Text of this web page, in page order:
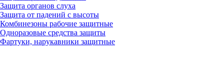
Защита органов слуха
Защита от падений с высоты
Комбинезоны рабочие защитные
Одноразовые средства защиты
Фартуки, нарукавники защитные